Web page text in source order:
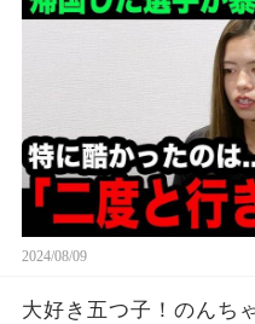
2024/08/09
大好き五つ子！のんち